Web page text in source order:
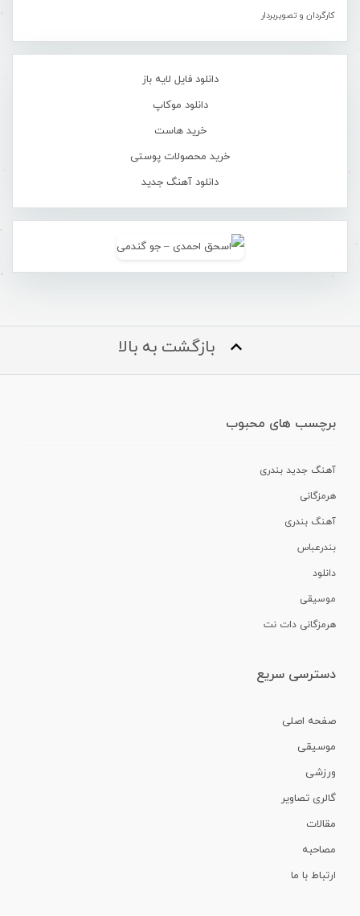
کارگردان و تصویربردار
دانلود فایل لایه باز
دانلود موکاپ
خرید هاست
خرید محصولات پوستی
دانلود آهنگ جدید
بازگشت به بالا
برچسب های محبوب
آهنگ جدید بندری
هرمزگانی
آهنگ بندری
بندرعباس
دانلود
موسیقی
هرمزگانی دات نت
دسترسی سریع
صفحه اصلی
موسیقی
ورزشی
گالری تصاویر
مقالات
مصاحبه
ارتباط با ما